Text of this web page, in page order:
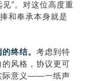
见”。对这位高度重
和奉承本身就是
终结。 考虑到特
风格，协议更可
际意义——一纸声